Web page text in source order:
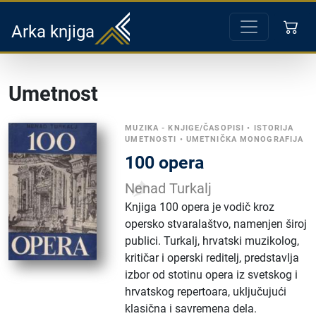
Arka knjiga
Umetnost
MUZIKA - KNJIGE/ČASOPISI • ISTORIJA
UMETNOSTI • UMETNIČKA MONOGRAFIJA
100 opera
Nenad Turkalj
Knjiga 100 opera je vodič kroz
opersko stvaralaštvo, namenjen široj
publici. Turkalj, hrvatski muzikolog,
kritičar i operski reditelj, predstavlja
izbor od stotinu opera iz svetskog i
hrvatskog repertoara, uključujući
klasična i savremena dela.